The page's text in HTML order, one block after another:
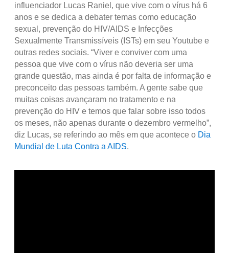
influenciador Lucas Raniel, que vive com o vírus há 6
anos e se dedica a debater temas como educação
sexual, prevenção do HIV/AIDS e Infecções
Sexualmente Transmissíveis (ISTs) em seu Youtube e
outras redes sociais. “Viver e conviver com uma
pessoa que vive com o vírus não deveria ser uma
grande questão, mas ainda é por falta de informação e
preconceito das pessoas também. A gente sabe que
muitas coisas avançaram no tratamento e na
prevenção do HIV e temos que falar sobre isso todos
os meses, não apenas durante o dezembro vermelho”,
diz Lucas, se referindo ao mês em que acontece o Dia
Mundial de Luta Contra a AIDS.